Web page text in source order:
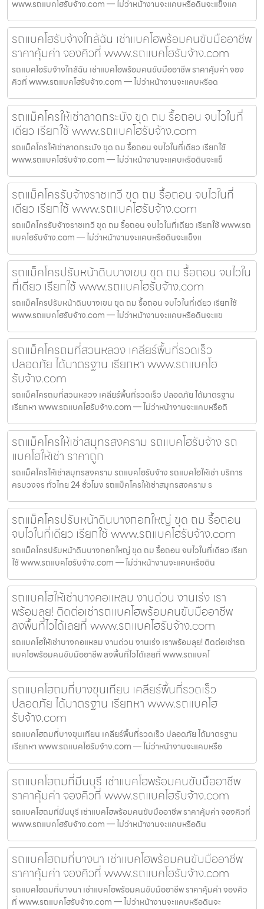
www.รถแบคโฮรับจ้าง.com — ไม่ว่าหน้างานจะแคบหรือดินจะแข็งแค
รถแบคโฮรับจ้างใกล้ฉัน เช่าแบคโฮพร้อมคนขับมืออาชีพ
ราคาคุ้มค่า จองคิวที่ www.รถแบคโฮรับจ้าง.com
รถแบคโฮรับจ้างใกล้ฉัน เช่าแบคโฮพร้อมคนขับมืออาชีพ ราคาคุ้มค่า จอง
คิวที่ www.รถแบคโฮรับจ้าง.com — ไม่ว่าหน้างานจะแคบหรือด
รถแม็คโครให้เช่าลาดกระบัง ขุด ถม รื้อถอน จบไวในที่
เดียว เรียกใช้ www.รถแบคโฮรับจ้าง.com
รถแม็คโครให้เช่าลาดกระบัง ขุด ถม รื้อถอน จบไวในที่เดียว เรียกใช้
www.รถแบคโฮรับจ้าง.com — ไม่ว่าหน้างานจะแคบหรือดินจะแข็
รถแม็คโครรับจ้างราชเทวี ขุด ถม รื้อถอน จบไวในที่
เดียว เรียกใช้ www.รถแบคโฮรับจ้าง.com
รถแม็คโครรับจ้างราชเทวี ขุด ถม รื้อถอน จบไวในที่เดียว เรียกใช้ www.รถ
แบคโฮรับจ้าง.com — ไม่ว่าหน้างานจะแคบหรือดินจะแข็งแ
รถแม็คโครปรับหน้าดินบางเขน ขุด ถม รื้อถอน จบไวใน
ที่เดียว เรียกใช้ www.รถแบคโฮรับจ้าง.com
รถแม็คโครปรับหน้าดินบางเขน ขุด ถม รื้อถอน จบไวในที่เดียว เรียกใช้
www.รถแบคโฮรับจ้าง.com — ไม่ว่าหน้างานจะแคบหรือดินจะแข
รถแม็คโครถมที่สวนหลวง เคลียร์พื้นที่รวดเร็ว
ปลอดภัย ได้มาตรฐาน เรียกหา www.รถแบคโฮ
รับจ้าง.com
รถแม็คโครถมที่สวนหลวง เคลียร์พื้นที่รวดเร็ว ปลอดภัย ได้มาตรฐาน
เรียกหา www.รถแบคโฮรับจ้าง.com — ไม่ว่าหน้างานจะแคบหรือดิ
รถแม็คโครให้เช่าสมุทรสงคราม รถแบคโฮรับจ้าง รถ
แบคโฮให้เช่า ราคาถูก
รถแม็คโครให้เช่าสมุทรสงคราม รถแบคโฮรับจ้าง รถแบคโฮให้เช่า บริการ
ครบวงจร ทั่วไทย 24 ชั่วโมง รถแม็คโครให้เช่าสมุทรสงคราม ร
รถแม็คโครปรับหน้าดินบางกอกใหญ่ ขุด ถม รื้อถอน
จบไวในที่เดียว เรียกใช้ www.รถแบคโฮรับจ้าง.com
รถแม็คโครปรับหน้าดินบางกอกใหญ่ ขุด ถม รื้อถอน จบไวในที่เดียว เรียก
ใช้ www.รถแบคโฮรับจ้าง.com — ไม่ว่าหน้างานจะแคบหรือดิน
รถแบคโฮให้เช่าบางคอแหลม งานด่วน งานเร่ง เรา
พร้อมลุย! ติดต่อเช่ารถแบคโฮพร้อมคนขับมืออาชีพ
ลงพื้นที่ไวได้เลยที่ www.รถแบคโฮรับจ้าง.com
รถแบคโฮให้เช่าบางคอแหลม งานด่วน งานเร่ง เราพร้อมลุย! ติดต่อเช่ารถ
แบคโฮพร้อมคนขับมืออาชีพ ลงพื้นที่ไวได้เลยที่ www.รถแบคโ
รถแบคโฮถมที่บางขุนเทียน เคลียร์พื้นที่รวดเร็ว
ปลอดภัย ได้มาตรฐาน เรียกหา www.รถแบคโฮ
รับจ้าง.com
รถแบคโฮถมที่บางขุนเทียน เคลียร์พื้นที่รวดเร็ว ปลอดภัย ได้มาตรฐาน
เรียกหา www.รถแบคโฮรับจ้าง.com — ไม่ว่าหน้างานจะแคบหรือ
รถแบคโฮถมที่มีนบุรี เช่าแบคโฮพร้อมคนขับมืออาชีพ
ราคาคุ้มค่า จองคิวที่ www.รถแบคโฮรับจ้าง.com
รถแบคโฮถมที่มีนบุรี เช่าแบคโฮพร้อมคนขับมืออาชีพ ราคาคุ้มค่า จองคิวที่
www.รถแบคโฮรับจ้าง.com — ไม่ว่าหน้างานจะแคบหรือดิน
รถแบคโฮถมที่บางนา เช่าแบคโฮพร้อมคนขับมืออาชีพ
ราคาคุ้มค่า จองคิวที่ www.รถแบคโฮรับจ้าง.com
รถแบคโฮถมที่บางนา เช่าแบคโฮพร้อมคนขับมืออาชีพ ราคาคุ้มค่า จองคิว
ที่ www.รถแบคโฮรับจ้าง.com — ไม่ว่าหน้างานจะแคบหรือดินจะ